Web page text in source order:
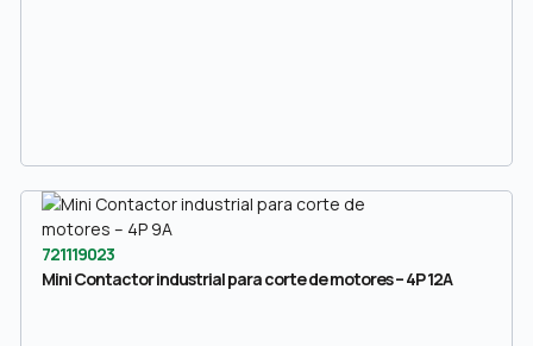
721119023
Mini Contactor industrial para corte de motores – 4P 12A